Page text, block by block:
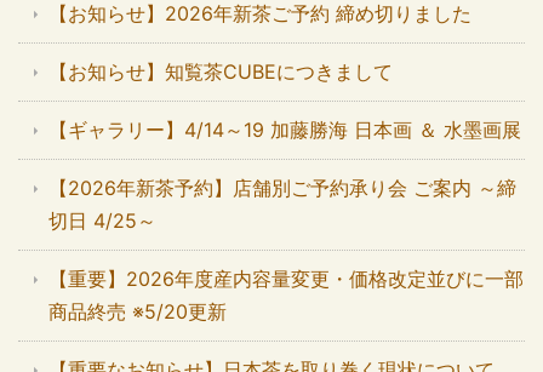
【お知らせ】2026年新茶ご予約 締め切りました
【お知らせ】知覧茶CUBEにつきまして
【ギャラリー】4/14～19 加藤勝海 日本画 ＆ 水墨画展
【2026年新茶予約】店舗別ご予約承り会 ご案内 ～締
切日 4/25～
【重要】2026年度産内容量変更・価格改定並びに一部
商品終売 ※5/20更新